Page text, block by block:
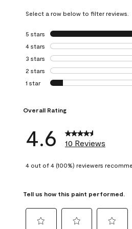
Select a row below to filter reviews.
5 stars stars
4 stars stars
3 stars stars
2 stars stars
1 star stars
Overall Rating
4.6 10 Reviews
4 out of 4 (100%) reviewers
Tell us how this paint performed.